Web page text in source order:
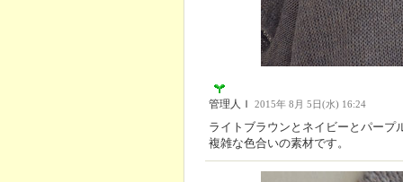
管理人Ｉ 2015年 8月 5日(水) 16:24
ライトブラウンとネイビーとパープ
複雑な色合いの素材です。